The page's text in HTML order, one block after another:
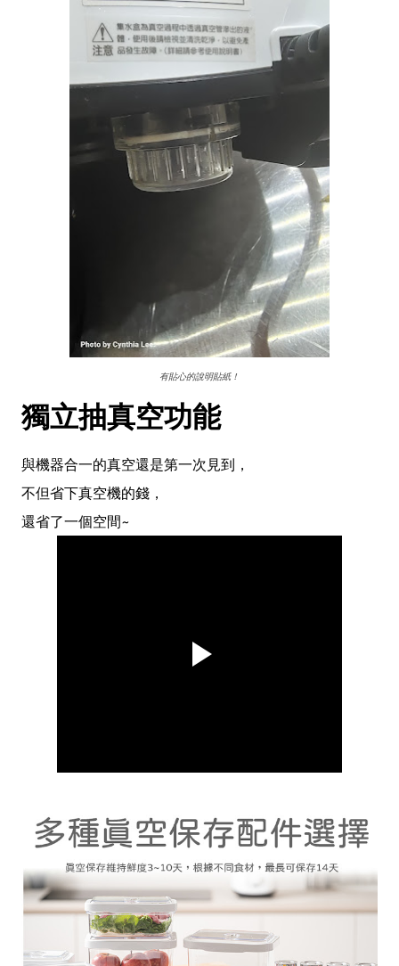
有貼心的說明貼紙！
獨立抽真空功能
與機器合一的真空還是第一次見到，
不但省下真空機的錢，
還省了一個空間~